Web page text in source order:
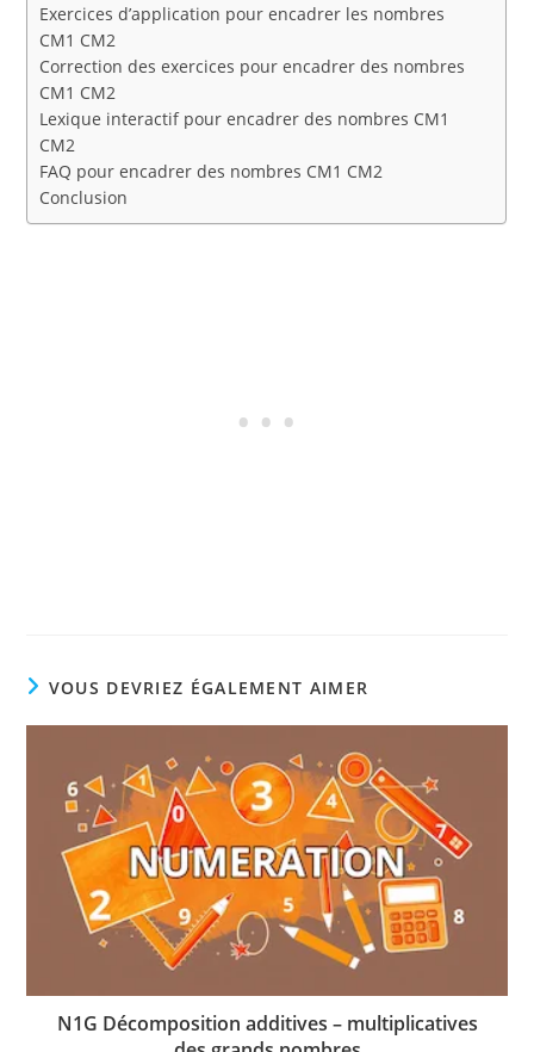
Exercices d’application pour encadrer les nombres
CM1 CM2
Correction des exercices pour encadrer des nombres
CM1 CM2
Lexique interactif pour encadrer des nombres CM1
CM2
FAQ pour encadrer des nombres CM1 CM2
Conclusion
VOUS DEVRIEZ ÉGALEMENT AIMER
N1G Décomposition additives – multiplicatives